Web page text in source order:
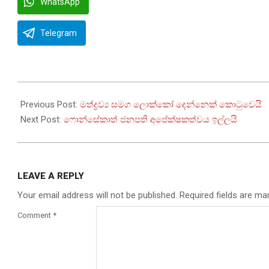
Telegram
05-
28
Previous Post: මත්ද්‍රව්‍ය සමග ලොක්කෝ දෙන්නෙක් කොටුවෙයි
Next Post: ෆොන්සේකාත් ජනපති අපේක්ෂකත්වය ඉල්ලයි
LEAVE A REPLY
Your email address will not be published. Required fields are
Comment *